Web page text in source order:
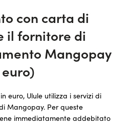
con carta di
il fornitore di
Mangopay
euro, Ulule utilizza i servizi di
Mangopay. Per queste
immediatamente addebitato